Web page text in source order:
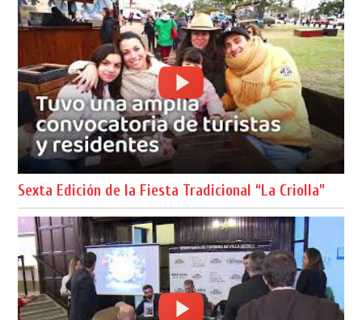
Sexta Edición de la Fiesta Tradicional “La Criolla”